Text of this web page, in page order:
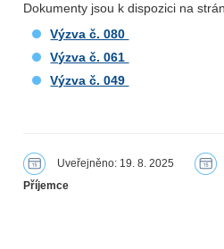
Dokumenty jsou k dispozici na
Výzva č. 080
Výzva č. 061
Výzva č. 049
Uveřejněno: 19. 8. 2025
Příjemce